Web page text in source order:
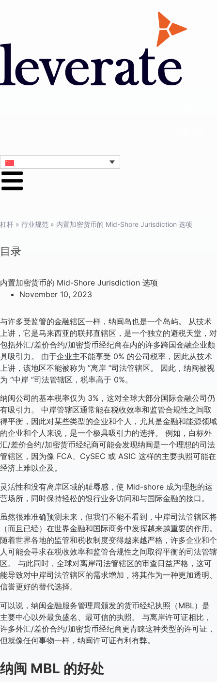
杠杆 » 行业规范 » 内置加密货币的 Mid-Shore Jurisdiction 选项
目录
内置加密货币的 Mid-Shore Jurisdiction 选项
November 10, 2023
与许多受监管的金融辖区一样，纳闽岛也是一个岛屿。 从技术
上讲，它是马来西亚的联邦直辖区，是一个独立的避税天堂，对
包括外汇/差价合约/加密货币经纪商在内的许多跨国金融企业颇
具吸引力。 由于企业主不能享受 0% 的公司税率，因此从技术
上讲，该地区不能被称为 ”离岸 ”司法管辖区。 因此，纳闽被视
为 ”中岸 ”司法管辖区，税率高于 0%。
纳闽公司的基本税率仅为 3%，这对全球大部分国际金融公司仍
有吸引力。 中岸管辖区通常能在税收效率和监管合规性之间取
得平衡，因此对某些类型的企业和个人，尤其是金融和能源领域
的企业和个人来说，是一个极具吸引力的选择。 例如，白标外
汇/差价合约/加密货币经纪商可能会发现纳闽是一个理想的司法
管辖区，因为像 FCA、CySEC 或 ASIC 这样的主要执照可能在
经济上难以企及。
灵活性和没有离岸区域的耻辱感，使 Mid-shore 成为理想的运
营场所，同时保持轻松的银行业务访问和与国际金融的接口。
虽然很难准确预测未来，但我们不能不看到，中岸司法管辖区将
（而且已经）在世界金融和国际商务中发挥越来越重要的作用。
随着世界各地的监管和税收制度变得越来越严格，许多企业和个
人可能会寻求在税收效率和监管合规性之间取得平衡的司法管辖
区。 与此同时，全球对离岸司法管辖区的审查日益严格，这可
能导致对中岸司法管辖区的需求增加，将其作为一种更加透明、
信誉更好的替代选择。
可以说，纳闽金融服务管理局颁发的货币经纪执照（MBL）是
主要中心以外最负盛名、最可信的执照。 与离岸许可证相比，
许多外汇/差价合约/加密货币经纪商更青睐这种类型的许可证，
但就像任何事物一样，纳闽许可证有利有弊。
纳闽 MBL 的好处